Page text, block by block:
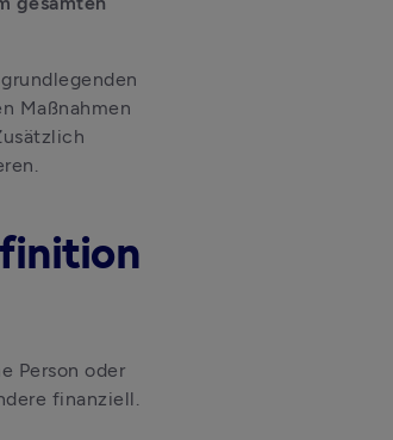
Maßnahmen
Person oder
finanziell.